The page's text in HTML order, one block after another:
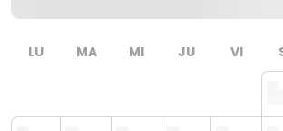
LU MA MI JU VI